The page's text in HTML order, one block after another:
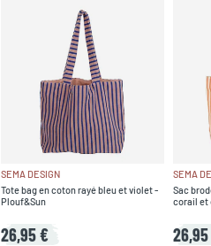
SEMA DESIGN
Tote bag en coton rayé bleu et violet -
Plouf&Sun
26,95 €
SEMA
Sac
corail et